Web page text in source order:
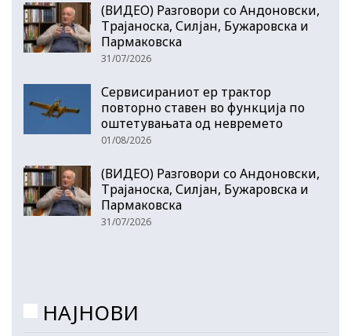
(ВИДЕО) Разговори со Андоновски,
Трајаноска, Силјан, Бужаровска и
Пармаковска
31/07/2026
Сервисираниот ер трактор
повторно ставен во функција по
оштетувањата од невремето
01/08/2026
(ВИДЕО) Разговори со Андоновски,
Трајаноска, Силјан, Бужаровска и
Пармаковска
31/07/2026
НАЈНОВИ